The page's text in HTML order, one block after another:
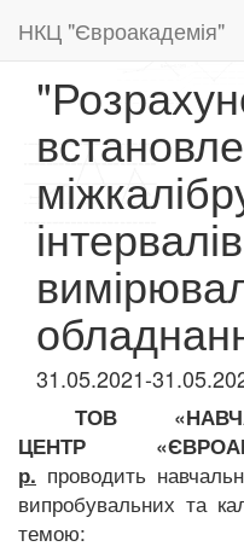
НКЦ "Євроакадемія"
інтервалів
31.05.2021-
ТОВ
ЦЕНТР
р. проводить
випробувальних та
темою: